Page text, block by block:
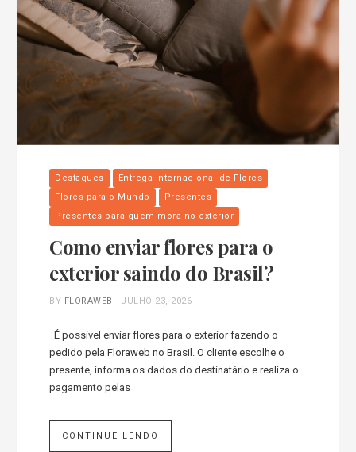
Destaques
Entrega Internacional de Flores
Flores para o Mundo
Presentes
Presentes para quem mora no exterior
Como enviar flores para o
exterior saindo do Brasil?
BY FLORAWEB - JULHO 23, 2026
É possível enviar flores para o exterior fazendo o
pedido pela Floraweb no Brasil. O cliente escolhe o
presente, informa os dados do destinatário e realiza o
pagamento pelas
CONTINUE LENDO